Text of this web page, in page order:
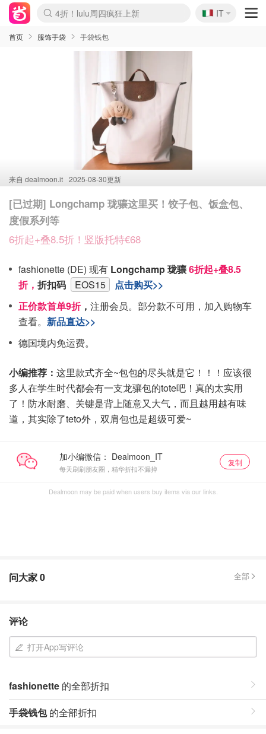
Boticinal 夏促开抢！
4折！lulu周四疯狂上新
速领！Stanley独家85折
Zalando 奥莱闪促！每日更新
🇮🇹
IT
首页 服饰手袋 手袋钱包
来自 dealmoon.it 2025-08-30更新
[已过期] Longchamp 珑骧这里买！饺子包、饭盒包、
度假系列等
6折起+叠8.5折！竖版托特€68
fashionette (DE) 现有 Longchamp 珑骧6折起+叠8.5
折， 折扣码 EOS15
点击购买>>
正价款首单9折， 注册会员。部分款不可用，加入购物车
查看。 新品直达>>
德国境内免运费。
小编推荐： 这里款式齐全~包包的尽头就是它！！！应该很
多人在学生时代都会有一支龙骧包的tote吧！真的太实用
了！防水耐磨、关键是背上随意又大气，而且越用越有味
道，其实除了teto外，双肩包也是超级可爱~
加小编微信：
每天刷刷朋友圈，精华折扣不漏掉
复制
Dealmoon may be paid when users buy items via our links.
问大家0 全部
评论
打开App写评论
fashionette 的全部折扣
手袋钱包的全部折扣